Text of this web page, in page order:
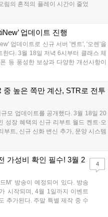
림의 흔적의 플레이 시간이 줄었
개선도 이뤄졌다....
업데이트 진행
업데이트로 신규 서버 '켄트', '오렌'을
다. 3월 18일 저녁 6시부터 클래스 체
등 풍성한 보상과 다양한 개선사항이
중 높은 쪽만 계산, STR로 전투
모 업데이트를 공개했다. 3월 18일 20
성장 혜택의 신규 리부트 월드 켄트·오
부트, 신규 신화 변신 추가, 문양 시스템
함된다....
가성비 확인 필수! 3월 2
M' 방송이 예정되어 있다. 방송
시작되며, 4월 1일까지 이벤트
추가된다. 주말 특별 제작 중 수
가성비가 낮다....
4